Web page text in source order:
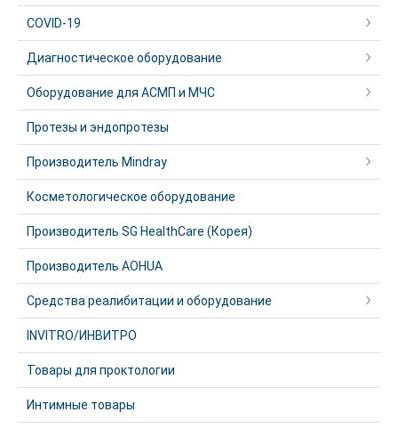
COVID-19
Диагностическое оборудование
Оборудование для АСМП и МЧС
Протезы и эндопротезы
Производитель Mindray
Косметологическое оборудование
Производитель SG HealthCare (Корея)
Производитель AOHUA
Средства реалибитации и оборудование
INVITRO/ИНВИТРО
Товары для проктологии
Интимные товары